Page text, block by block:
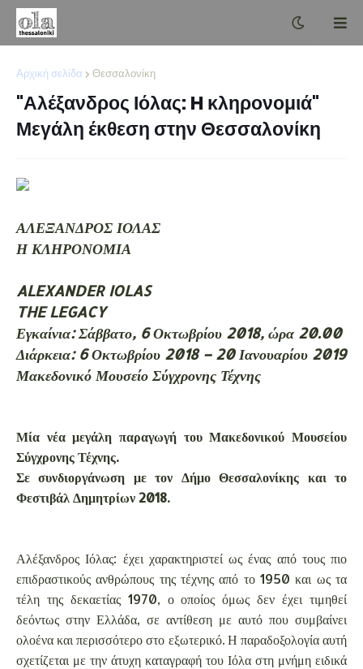
Αρχική σελίδα Θεσσαλονίκη
"Αλέξανδρος Ιόλας: H κληρονομιά"
Μεγάλη έκθεση στην Θεσσαλονίκη
ΑΛΕΞΑΝΔΡΟΣ ΙΟΛΑΣ
Η ΚΛΗΡΟΝΟΜΙΑ
ALEXANDER IOLAS
THE LEGACY
Εγκαίνια: Σάββατο, 6 Οκτωβρίου 2018, ώρα 20.00
Διάρκεια: 6 Οκτωβρίου 2018 – 20 Ιανουαρίου 2019
Μακεδονικό Μουσείο Σύγχρονης Τέχνης
Μία νέα μεγάλη παραγωγή του Μακεδονικού Μουσείου
Σύγχρονης Τέχνης.
Σε συνδιοργάνωση με τον Δήμο Θεσσαλονίκης και το
Φεστιβάλ Δημητρίων 2018.
Αλέξανδρος Ιόλας: έχει χαρακτηριστεί ως ένας από τους πιο
επιδραστικούς ανθρώπους της τέχνης από το 1950 και ως τα
τέλη της δεκαετίας 1970, ο οποίος όμως δεν έχει τιμηθεί
δεόντως στην Ελλάδα, σε αντίθεση με αυτό που συμβαίνει
ολοένα και περισσότερο στο εξωτερικό. Η παραδοξολογία αυτή
σχετίζεται με την άτυχη καταγραφή του Ιόλα στη μνήμη ειδικά